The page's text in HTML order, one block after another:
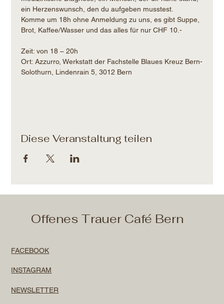
ein Herzenswunsch, den du aufgeben musstest.
Komme um 18h ohne Anmeldung zu uns, es gibt Suppe,
Brot, Kaffee/Wasser und das alles für nur CHF 10.-
Zeit: von 18 – 20h​
Ort: Azzurro, Werkstatt der Fachstelle Blaues Kreuz Bern-
Solothurn, Lindenrain 5, 3012 Bern
Diese Veranstaltung teilen
Offenes Trauer Café Bern
FACEBOOK
INSTAGRAM
NEWSLETTER